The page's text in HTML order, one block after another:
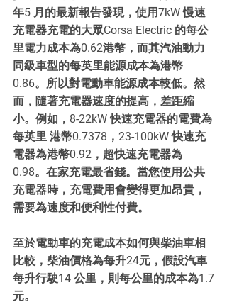
年5 月的最新報告發現，使用7kW 慢速
充電器充電的大眾Corsa Electric 的每公
里電力成本為0.62港幣，而其汽油動力
同級車型的每英里能源成本為港幣
0.86。所以對電動車能源成本較低。然
而，隨著充電器速度的提高，差距縮
小。例如，8-22kW 快速充電器的電費為
每英里 港幣0.7378，23-100kW 快速充
電器為港幣0.92，超快速充電器為
0.98。在家充電最省錢。當您使用公共
充電器時，充電費用會變得更加昂貴，
需要為速度和便利性付費。
至於電動車的充電成本如何與柴油車相
比較，柴油價格為每升24元，假設汽車
每升行駛14 公里，則每公里的成本為1.7
元。